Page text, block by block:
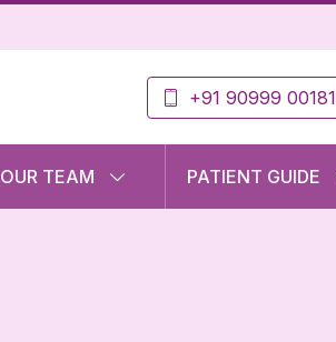
+91 90999 00181
OUR TEAM PATIENT GUIDE